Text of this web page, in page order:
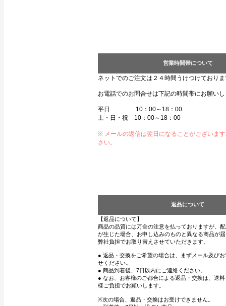
営業時間帯について
ネットでのご注文は２４時間うけつけており
お電話でのお問合せは下記の時間帯にお願い
平日 10：00～18：00
土・日・祝 10：00～18：00
※ メールの返信は翌日になることがございま
さい。
返品について
【返品について】
商品の品質には万全の注意を払っておりますが、
が生じた場合、お申し込みのものと異なる商品が
弊社負担でお取り替えさせていただきます。
● 返品・交換をご希望の場合は、まずメール及び
せください。
● 商品到着後、7日以内にご連絡ください。
● なお、お客様のご都合による返品・交換は、送
様ご負担でお願いします。
※次の場合、返品・交換はお受けできません。